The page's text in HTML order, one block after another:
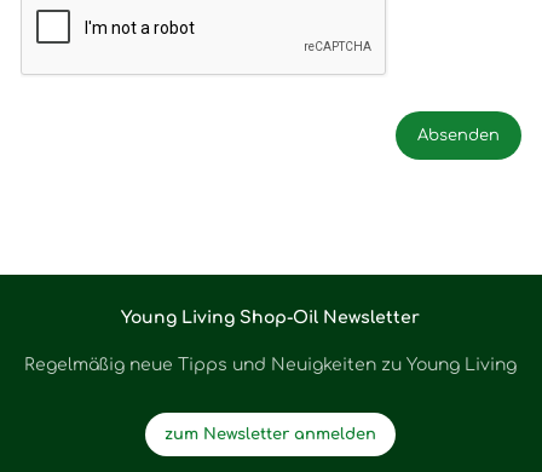
Young Living Shop-Oil Newsletter
Regelmäßig neue Tipps und Neuigkeiten zu Young Living
zum Newsletter anmelden